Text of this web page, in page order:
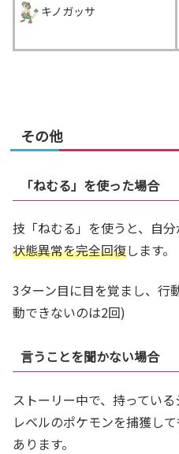
キノガッサ
その他
「ねむる」を使った場合
技「ねむる」を使うと、自分
状態異常を完全回復します。
3ターン目に目を覚まし、行
動できないのは2回)
言うことを聞かない場合
ストーリー中で、持ってい
レベルのポケモンを捕獲し
あります。